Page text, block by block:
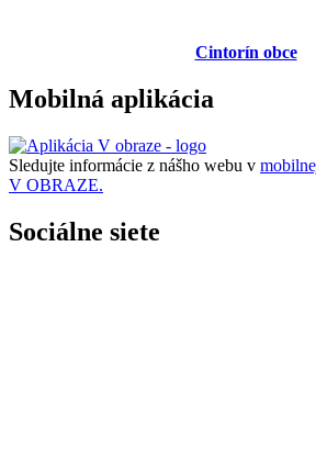
Cintorín obce
Mobilná aplikácia
Sledujte informácie z nášho webu v
V OBRAZE.
Sociálne siete